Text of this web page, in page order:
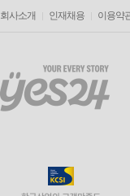
회사소개 인재채용 이용약